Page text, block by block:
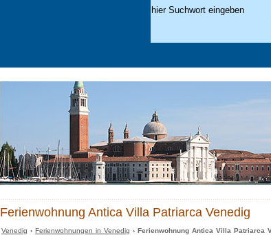
Ferienwohnung Antica Villa Patriarca Venedig
Venedig ›Ferienwohnungen in Venedig › Ferienwohnung Antica Villa Patriarca